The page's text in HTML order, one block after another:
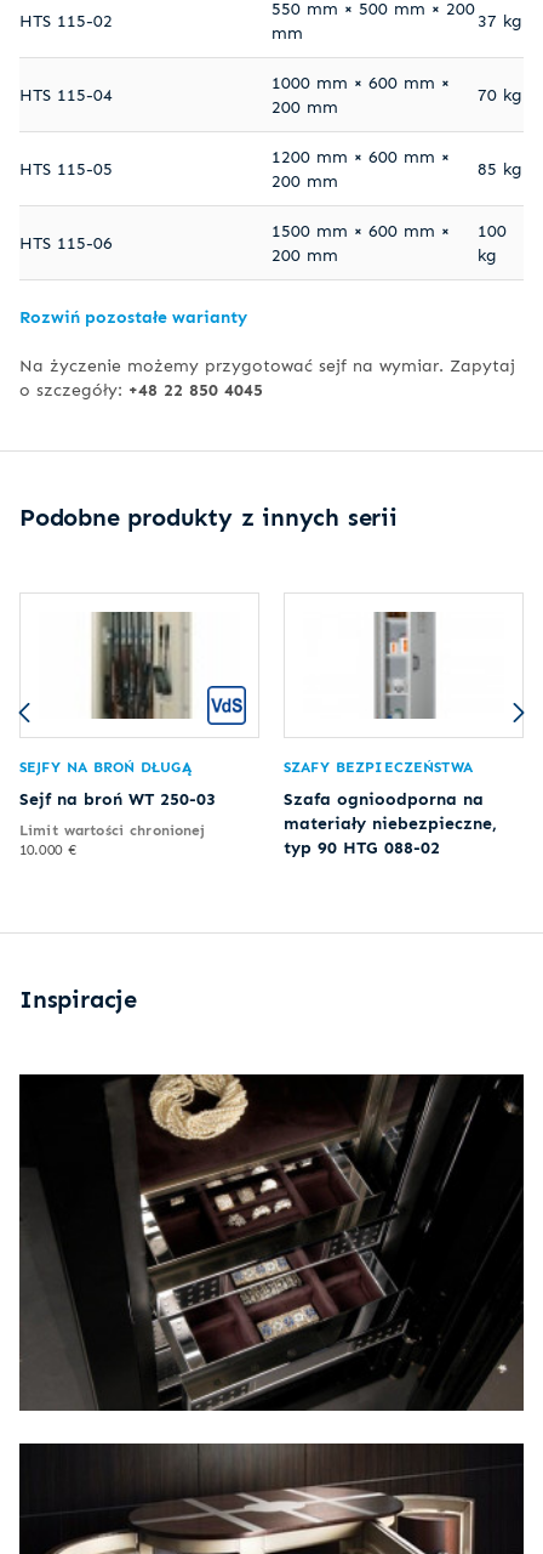
HTS 115-02
550 mm × 500 mm × 200
mm
37 kg
HTS 115-04
1000 mm × 600 mm ×
200 mm
70 kg
HTS 115-05
1200 mm × 600 mm ×
200 mm
85 kg
HTS 115-06
1500 mm × 600 mm ×
200 mm
100
kg
Rozwiń pozostałe warianty
Na życzenie możemy przygotować sejf na wymiar. Zapytaj
o szczegóły: +48 22 850 4045
Podobne produkty z innych serii
SEJFY NA BROŃ DŁUGĄ
Sejf na broń WT 250-03
Limit wartości chronionej
10.000 €
SZAFY BEZPIECZEŃSTWA
Szafa ognioodporna na
materiały niebezpieczne,
typ 90 HTG 088-02
Inspiracje